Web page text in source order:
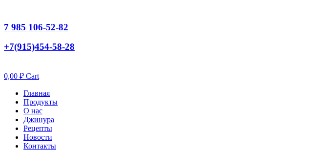
7 985 106-52-82
+7(915)454-58-28
0,00 ₽ Cart
Главная
Продукты
О нас
Джинура
Рецепты
Новости
Контакты